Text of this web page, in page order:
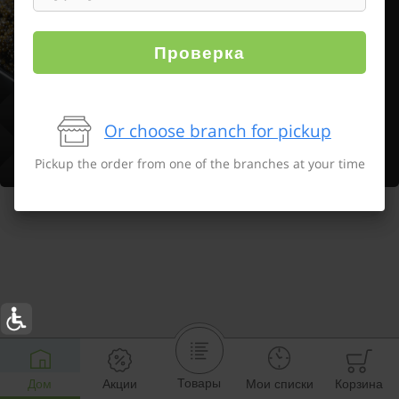
Дом Акции Товары Мои списки Корзина
Проверка
Or choose branch for pickup
Pickup the order from one of the branches at your time